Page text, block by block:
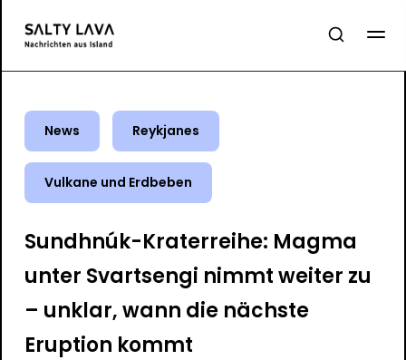
News Reykjanes
Vulkane und Erdbeben
Sundhnúk-Kraterreihe: Magma
unter Svartsengi nimmt weiter zu
– unklar, wann die nächste
Eruption kommt